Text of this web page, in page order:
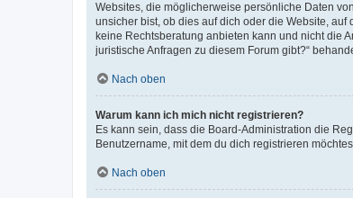
Websites, die möglicherweise persönliche Daten
unsicher bist, ob dies auf dich oder die Website,
keine Rechtsberatung anbieten kann und nicht die
juristische Anfragen zu diesem Forum gibt?“
Nach oben
Warum kann ich mich nicht registrieren?
Es kann sein, dass die Board-Administration die
Benutzername, mit dem du dich registrieren
Nach oben